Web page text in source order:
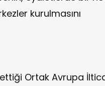
kurulmasını
Ortak Avrupa